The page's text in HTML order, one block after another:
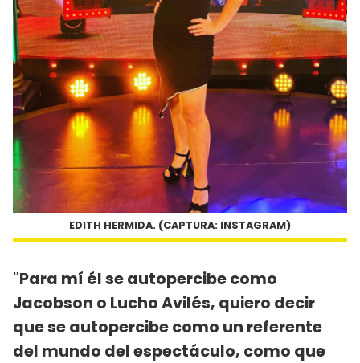
EDITH HERMIDA. (CAPTURA: INSTAGRAM)
"Para mí él se autopercibe como
Jacobson o Lucho Avilés, quiero decir
que se autopercibe como un referente
del mundo del espectáculo, como que